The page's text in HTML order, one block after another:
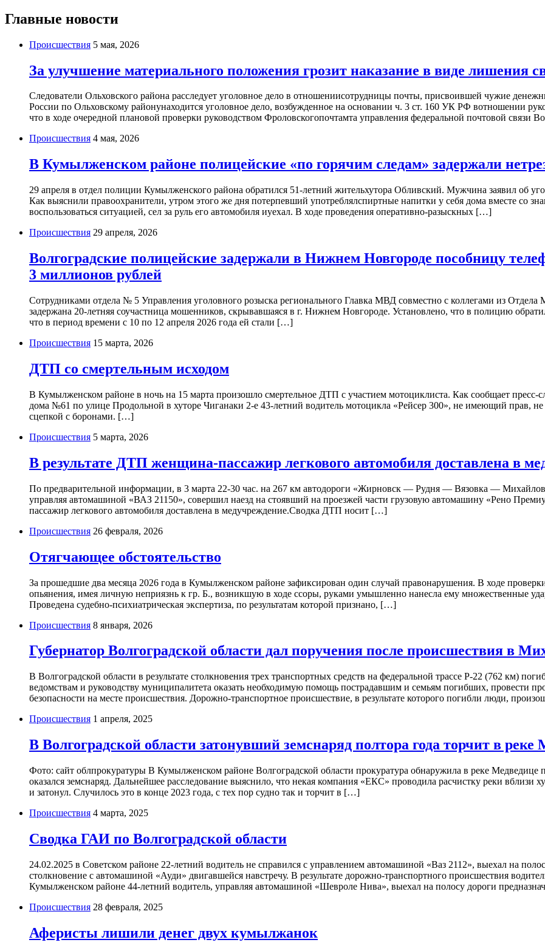
Главные новости
Происшествия 5 мая, 2026
За улучшение материального положения грозит наказание в виде лишения
Следователи Ольховского района расследует уголовное дело в отношениисотрудницы почты, присвоившей чужие
России по Ольховскому районунаходится уголовное дело, возбужденное на основании ч. 3 ст. 160 УК РФ вотношении
что в ходе очередной плановой проверки руководством Фроловскогопочтамта управления федеральной почтовой связи
Происшествия 4 мая, 2026
В Кумылженском районе полицейские «по горячим следам» задержали
29 апреля в отдел полиции Кумылженского района обратился 51-летний жительхутора Обливский. Мужчина заявил об
Как выяснили правоохранители, утром этого же дня потерпевший употреблялспиртные напитки у себя дома вместе со
воспользоваться ситуацией, сел за руль его автомобиля иуехал. В ходе проведения оперативно-разыскных […]
Происшествия 29 апреля, 2026
Волгоградские полицейские задержали в Нижнем Новгороде пособницу
3 миллионов рублей
Сотрудниками отдела № 5 Управления уголовного розыска регионального Главка МВД совместно с коллегами из
задержана 20-летняя соучастница мошенников, скрывавшаяся в г. Нижнем Новгороде. Установлено, что в полицию
что в период времени с 10 по 12 апреля 2026 года ей стали […]
Происшествия 15 марта, 2026
ДТП со смертельным исходом
В Кумылженском районе в ночь на 15 марта произошло смертельное ДТП с участием мотоциклиста. Как сообщает пресс-
дома №61 по улице Продольной в хуторе Чиганаки 2-е 43-летний водитель мотоцикла «Рейсер 300», не имеющий прав, не
сцепкой с боронами. […]
Происшествия 5 марта, 2026
В результате ДТП женщина-пассажир легкового автомобиля доставлена в
По предварительной информации, в 3 марта 22-30 час. на 267 км автодороги «Жирновск — Рудня — Вязовка —
управляя автомашиной «ВАЗ 21150», совершил наезд на стоявший на проезжей части грузовую автомашину «Рено
пассажир легкового автомобиля доставлена в медучреждение.Сводка ДТП носит […]
Происшествия 26 февраля, 2026
Отягчающее обстоятельство
За прошедшие два месяца 2026 года в Кумылженском районе зафиксирован один случай правонарушения. В ходе
опьянения, имея личную неприязнь к гр. Б., возникшую в ходе ссоры, руками умышленно нанесла ему множественные
Проведена судебно-психиатрическая экспертиза, по результатам которой признано, […]
Происшествия 8 января, 2026
Губернатор Волгоградской области дал поручения после происшествия в
В Волгоградской области в результате столкновения трех транспортных средств на федеральной трассе Р-22 (762 км)
ведомствам и руководству муниципалитета оказать необходимую помощь пострадавшим и семьям погибших, провести
безопасности на месте происшествия. Дорожно-транспортное происшествие, в результате которого погибли люди,
Происшествия 1 апреля, 2025
В Волгоградской области затонувший земснаряд полтора года торчит в реке
Фото: сайт облпрокуратуры В Кумылженском районе Волгоградской области прокуратура обнаружила в реке
оказался земснаряд. Дальнейшее расследование выяснило, что некая компания «ЕКС» проводила расчистку реки
и затонул. Случилось это в конце 2023 года, с тех пор судно так и торчит в […]
Происшествия 4 марта, 2025
Сводка ГАИ по Волгоградской области
24.02.2025 в Советском районе 22-летний водитель не справился с управлением автомашиной «Ваз 2112», выехал на
столкновение с автомашиной «Ауди» двигавшейся навстречу. В результате дорожно-транспортного происшествия
Кумылженском районе 44-летний водитель, управляя автомашиной «Шевроле Нива», выехал на полосу дороги
Происшествия 28 февраля, 2025
Аферисты лишили денег двух кумылжанок